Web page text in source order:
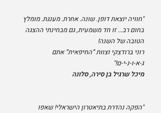
"חוויה יוצאת דופן. שונה. אחרת. מענגת. מומלץ
בחום רב... זו חד משמעית, גם מבחינתי ההצגה
הטובה של השנה!
רוני ברודצקי וצוות ”החיפאית” אתם
ג-א-ו-נ-י-ם!"
מיכל שרגיל בן סירה, סלונה
"הפקה נהדרת בתיאטרון הישראלי! שאפו